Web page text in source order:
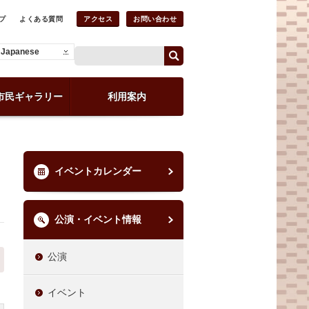
よくある質問 アクセス お問い合わせ
Japanese
民ギャラリー 利用案内
イベントカレンダー
公演・イベント情報
公演
イベント